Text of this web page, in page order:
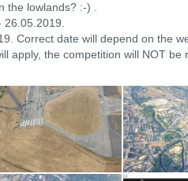
the lowlands? :-) .
Correct date will depend on the
apply, the competition will NOT be